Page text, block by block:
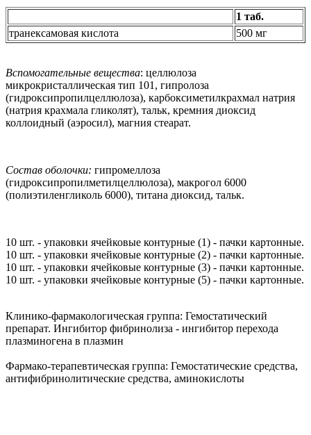
1 таб.
транексамовая кислота
500 мг
Вспомогательные вещества: целлюлоза
микрокристаллическая тип 101, гипролоза
(гидроксипропилцеллюлоза), карбоксиметилкрахмал натрия
(натрия крахмала гликолят), тальк, кремния диоксид
коллоидный (аэросил), магния стеарат.
Состав оболочки: гипромеллоза
(гидроксипропилметилцеллюлоза), макрогол 6000
(полиэтиленгликоль 6000), титана диоксид, тальк.
10 шт. - упаковки ячейковые контурные (1) - пачки картонные.
10 шт. - упаковки ячейковые контурные (2) - пачки картонные.
10 шт. - упаковки ячейковые контурные (3) - пачки картонные.
10 шт. - упаковки ячейковые контурные (5) - пачки картонные.
Клинико-фармакологическая группа: Гемостатический
препарат. Ингибитор фибринолиза - ингибитор перехода
плазминогена в плазмин
Фармако-терапевтическая группа: Гемостатические средства,
антифибринолитические средства, аминокислоты